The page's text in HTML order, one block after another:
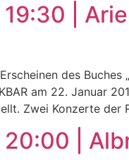
19:30 |
des
am 22. Januar
Zwei Konzerte der
20:00 |